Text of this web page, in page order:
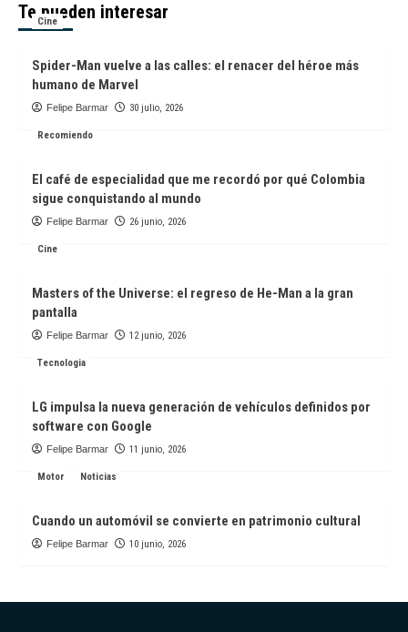
Te pueden interesar
Cine
Spider-Man vuelve a las calles: el renacer del héroe más
humano de Marvel
Felipe Barmar 30 julio, 2026
Recomiendo
El café de especialidad que me recordó por qué Colombia
sigue conquistando al mundo
Felipe Barmar 26 junio, 2026
Cine
Masters of the Universe: el regreso de He-Man a la gran
pantalla
Felipe Barmar 12 junio, 2026
Tecnologia
LG impulsa la nueva generación de vehículos definidos por
software con Google
Felipe Barmar 11 junio, 2026
Motor Noticias
Cuando un automóvil se convierte en patrimonio cultural
Felipe Barmar 10 junio, 2026